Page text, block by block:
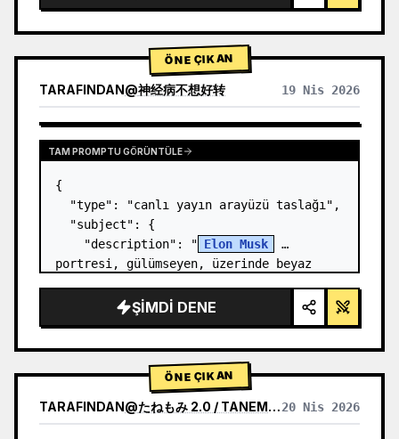
ÖNE ÇIKAN
TARAFINDAN@神经病不想好转 19 Nis 2026
TAM PROMPTU GÖRÜNTÜLE
{
  "type": "canlı yayın arayüzü taslağı",
  "subject": {
    "description": "
Elon Musk
portresi, gülümseyen, üzerinde beyaz
tişört giyiyor",
    "background": "sol tarafta
ŞIMDI DENE
ÖNE ÇIKAN
TARAFINDAN@たねもみ 2.0 / TANEMOMI VER2.0 20 Nis 2026